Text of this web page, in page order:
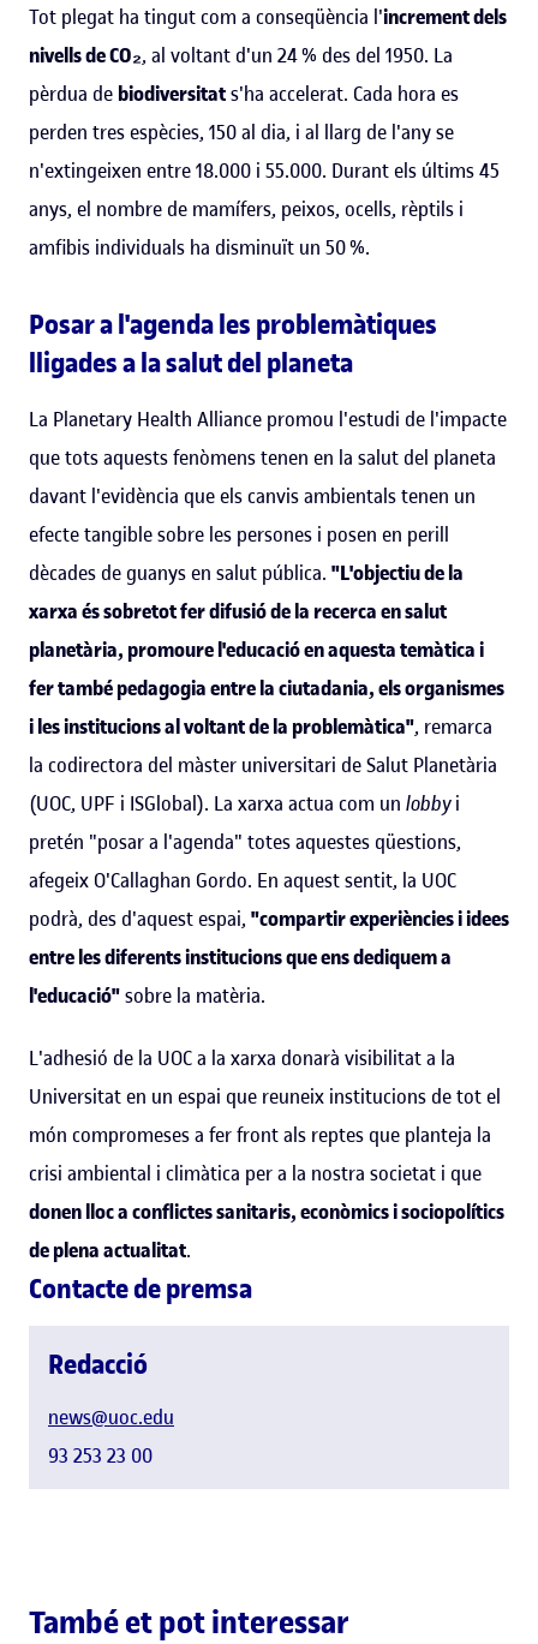
Tot plegat ha tingut com a conseqüència l'increment dels
nivells de CO₂, al voltant d'un 24 % des del 1950. La
pèrdua de biodiversitats'ha accelerat. Cada hora es
perden tres espècies, 150 al dia, i al llarg de l'any se
n'extingeixen entre 18.000 i 55.000. Durant els últims 45
anys, el nombre de mamífers, peixos, ocells, rèptils i
amfibis individuals ha disminuït un 50 %.
Posar a l'agenda les problemàtiques
lligades a la salut del planeta
La Planetary Health Alliance promou l'estudi de l'impacte
que tots aquests fenòmens tenen en la salut del planeta
davant l'evidència que els canvis ambientals tenen un
efecte tangible sobre les persones i posen en perill
dècades de guanys en salut pública. "L'objectiu de la
xarxa és sobretot fer difusió de la recerca en salut
planetària, promoure l'educació en aquesta temàtica i
fer també pedagogia entre la ciutadania, els organismes
i les institucions al voltant de la problemàtica", remarca
la codirectora del màster universitari de Salut Planetària
(UOC, UPF i ISGlobal). La xarxa actua com un lobbyi
pretén "posar a l'agenda" totes aquestes qüestions,
afegeix O'Callaghan Gordo. En aquest sentit, la UOC
podrà, des d'aquest espai, "compartir experiències i idees
entre les diferents institucions que ens dediquem a
l'educació"sobre la matèria.
L'adhesió de la UOC a la xarxa donarà visibilitat a la
Universitat en un espai que reuneix institucions de tot el
món compromeses a fer front als reptes que planteja la
crisi ambiental i climàtica per a la nostra societat i que
donen lloc a conflictes sanitaris, econòmics i sociopolítics
de plena actualitat.
Contacte de premsa
Redacció
news@uoc.edu
93 253 23 00
També et pot interessar